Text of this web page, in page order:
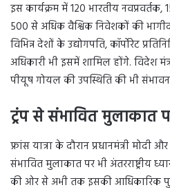
इस कार्यक्रम में 120 भारतीय
500 से अधिक वैश्विक निवेशकों की
विभिन्न देशों के उद्योगपति, कॉर्पोरेट
अधिकारी भी इसमें शामिल होंगे. विदेश
पीयूष गोयल की उपस्थिति की भी
ट्रंप से संभावित मुलाकात
फ्रांस यात्रा के दौरान प्रधानमंत्री मोदी
संभावित मुलाकात पर भी अंतरराष्ट्रीय
की ओर से अभी तक इसकी आधिकारिक